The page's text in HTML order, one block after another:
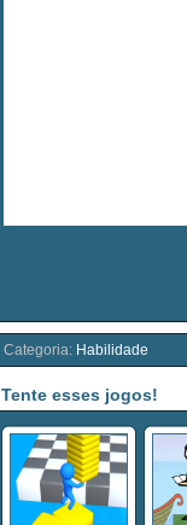
Categoria: Habilidade
Tente esses jogos!